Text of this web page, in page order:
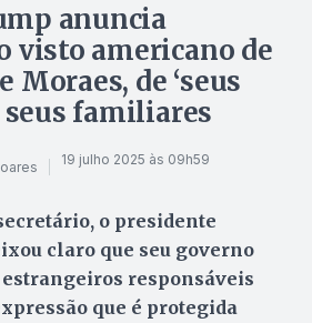
anuncia
visto americano de
Moraes, de ‘seus
seus familiares
19 julho 2025 às 09h59
o presidente
claro que seu governo
responsáveis
que é protegida